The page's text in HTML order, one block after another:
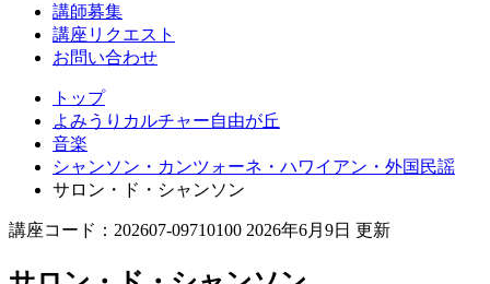
講師募集
講座リクエスト
お問い合わせ
トップ
よみうりカルチャー自由が丘
音楽
シャンソン・カンツォーネ・ハワイアン・外国民謡
サロン・ド・シャンソン
講座コード：202607-09710100 2026年6月9日 更新